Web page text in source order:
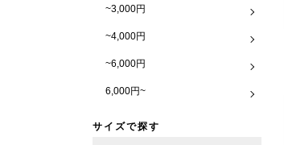
~3,000円
~4,000円
~6,000円
6,000円~
サイズで探す